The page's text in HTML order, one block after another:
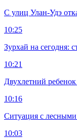
С улиц Улан-Удэ
10:25
Зурхай на сегодня:
10:21
Двухлетний
10:16
Ситуация с
10:03